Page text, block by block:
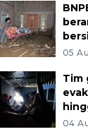
05
Tim
04